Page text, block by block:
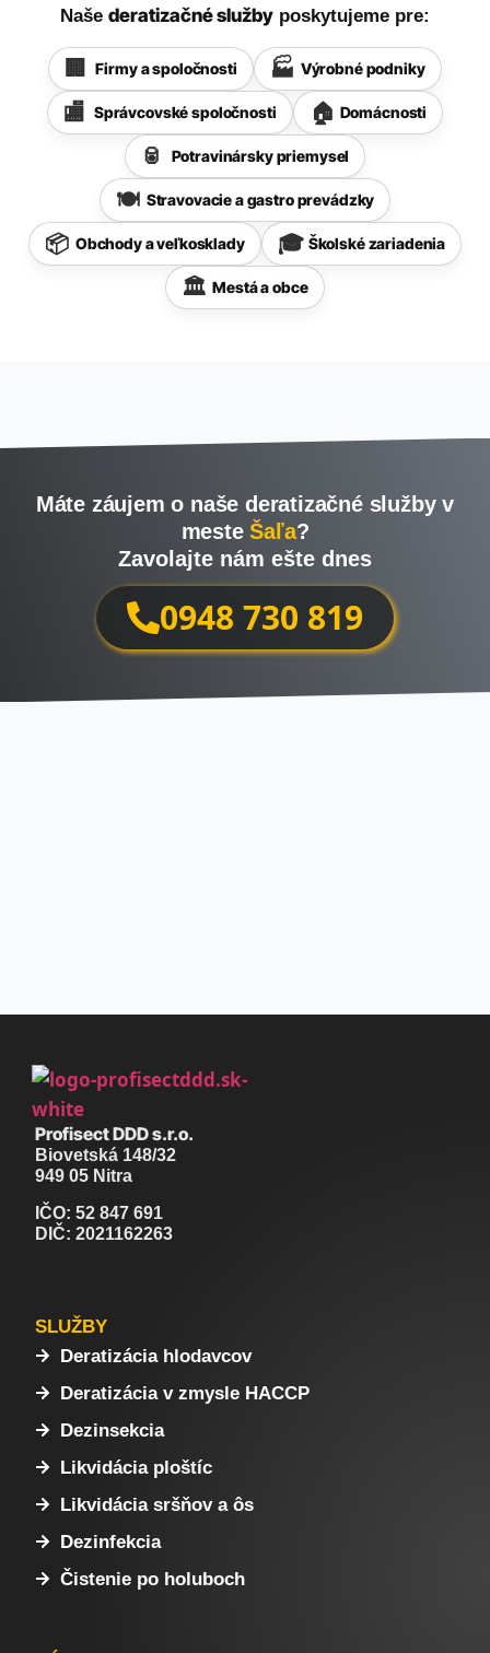
Naše deratizačné služby poskytujeme pre:
Firmy a spoločnosti Výrobné podniky
Správcovské spoločnosti Domácnosti
Potravinársky priemysel
Stravovacie a gastro prevádzky
Obchody a veľkosklady Školské zariadenia
Mestá a obce
Máte záujem o naše deratizačné služby v
mesteŠaľa?
Zavolajte nám ešte dnes
0948 730 819
Profisect DDD s.r.o.
Biovetská 148/32
949 05 Nitra
IČO: 52 847 691
DIČ: 2021162263
SLUŽBY
Deratizácia hlodavcov
Deratizácia v zmysle HACCP
Dezinsekcia
Likvidácia ploštíc
Likvidácia sršňov a ôs
Dezinfekcia
Čistenie po holuboch